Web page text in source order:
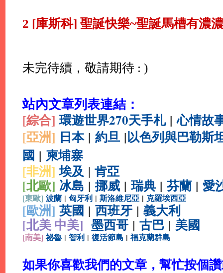
2 [庫斯科] 聖誕快樂~聖誕馬槽有濃
未完待續，敬請期待 : )
站內文章列表連結：
[綜合] 環遊世界270天手札|心情故
[亞洲] 日本 | 約旦 |以色列與巴勒斯
國 | 柬埔寨
[非洲]埃及 | 肯亞
[北歐] 冰島 | 挪威 | 瑞典 | 芬蘭 | 愛
[東歐] 波蘭 | 匈牙利 | 斯洛維尼亞 | 克羅埃西亞
[歐洲] 英國 | 西班牙 | 義大利
[北美 中美] 墨西哥 | 古巴 | 美國
[南美] 祕魯 | 智利 | 復活節島 | 福克蘭群島
如果你喜歡我們的文章，幫忙按個